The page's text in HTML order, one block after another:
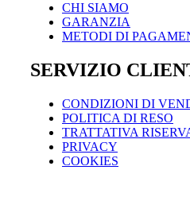
CHI SIAMO
GARANZIA
METODI DI
SERVIZIO
CONDIZIONI DI
POLITICA DI RESO
TRATTATIVA
PRIVACY
COOKIES